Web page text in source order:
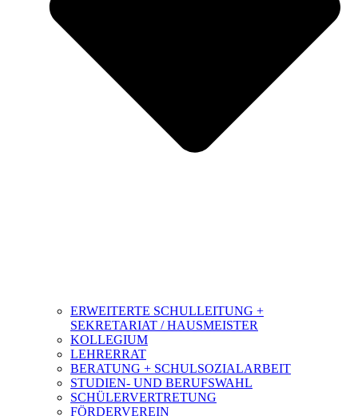
ERWEITERTE SCHULLEITUNG +
SEKRETARIAT / HAUSMEISTER
KOLLEGIUM
LEHRERRAT
BERATUNG + SCHULSOZIALARBEIT
STUDIEN- UND BERUFSWAHL
SCHÜLERVERTRETUNG
FÖRDERVEREIN